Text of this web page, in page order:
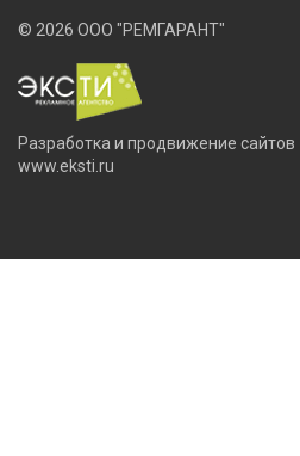
© 2026 ООО "РЕМГАРАНТ"
Разработка и продвижение сайтов
www.eksti.ru